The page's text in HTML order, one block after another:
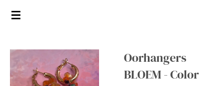
Ga
de
hoofdinhoud
Oorhangers
BLOEM - Color